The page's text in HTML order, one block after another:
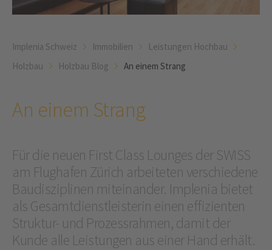
Implenia Schweiz Immobilien
Leistungen Hochbau
Holzbau
Holzbau Blog An einem Strang
An einem Strang
Für die neuen First Class Lounges der SWISS
am Flughafen Zürich arbeiteten verschiedene
Baudisziplinen miteinander. Implenia bietet
als Gesamtdienstleisterin einen effizienten
Struktur- und Prozessrahmen, damit der
Kunde alle Leistungen aus einer Hand erhält.